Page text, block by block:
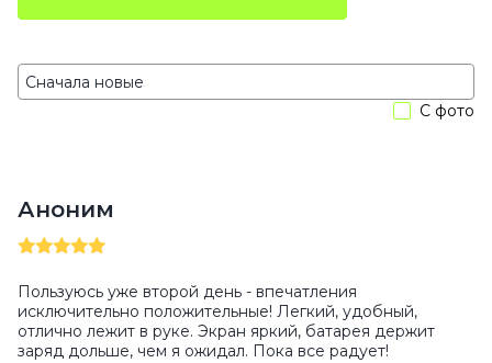
С фото
Аноним
Пользуюсь уже второй день - впечатления
исключительно положительные! Легкий, удобный,
отлично лежит в руке. Экран яркий, батарея держит
заряд дольше, чем я ожидал. Пока все радует!